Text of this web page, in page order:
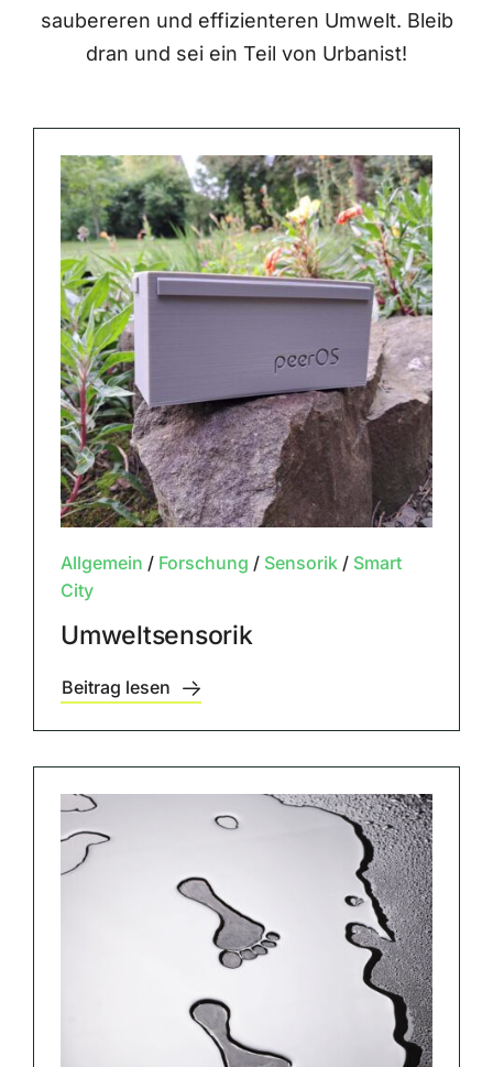
saubereren und effizienteren Umwelt. Bleib
dran und sei ein Teil von Urbanist!
Allgemein / Forschung / Sensorik/ Smart
City
Umweltsensorik
Beitrag lesen